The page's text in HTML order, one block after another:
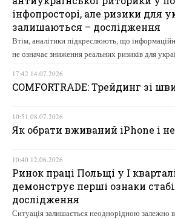
інфопросторі, але ризики для
залишаються – дослідження
Втім, аналітики підкреслюють, що
не означає зниження реальних ризиків для
17:42 14.07.2026
COMFORTRADE: Трейдинг зі
10:51 08.07.2026
Як обрати вживаний iPhone і
10:40 12.06.2026
Ринок праці Польщі у І
демонструє перші ознаки
дослідження
Ситуація залишається неоднорідною залежно